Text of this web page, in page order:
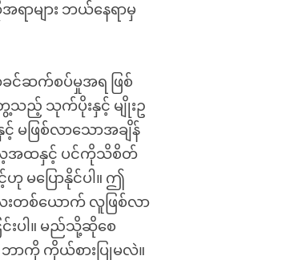
များ ဘယ်နေရာမှ
ခင်ဆက်စပ်မှုအရ ဖြစ်
သည့် သုက်ပိုးနှင့် မျိုးဥ
မဖြစ်လာသောအချိန်
ေ့အထနှင့် ပင်ကိုသိစိတ်
မပြောနိုင်ပါ။ ဤ
တစ်ယောက် လူဖြစ်လာ
းပါ။ မည်သို့ဆိုစေ
ာကို ကိုယ်စားပြုမလဲ။